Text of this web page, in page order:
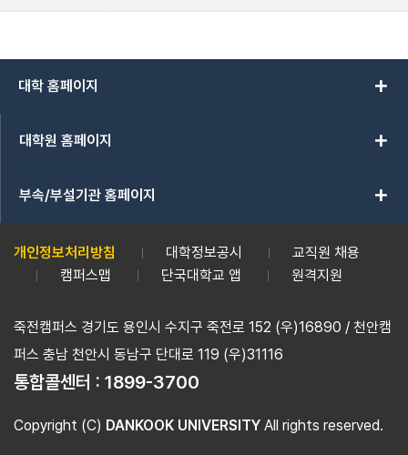
대학 홈페이지 add
대학원 홈페이지 add
부속/부설기관 홈페이지 add
개인정보처리방침 대학정보공시
교직원 채용
캠퍼스맵
단국대학교 앱 원격지원
죽전캠퍼스 경기도 용인시 수지구 죽전로 152 (우)16890 / 천안캠
퍼스 충남 천안시 동남구 단대로 119 (우)31116
통합콜센터 : 1899-3700
Copyright (C) DANKOOK UNIVERSITY All rights reserved.